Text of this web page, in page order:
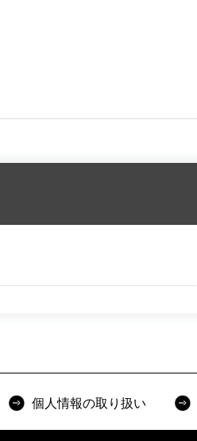
個人情報の取り扱い